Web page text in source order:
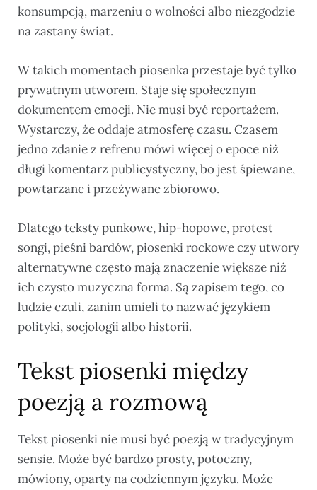
konsumpcją, marzeniu o wolności albo niezgodzie
na zastany świat.
W takich momentach piosenka przestaje być tylko
prywatnym utworem. Staje się społecznym
dokumentem emocji. Nie musi być reportażem.
Wystarczy, że oddaje atmosferę czasu. Czasem
jedno zdanie z refrenu mówi więcej o epoce niż
długi komentarz publicystyczny, bo jest śpiewane,
powtarzane i przeżywane zbiorowo.
Dlatego teksty punkowe, hip-hopowe, protest
songi, pieśni bardów, piosenki rockowe czy utwory
alternatywne często mają znaczenie większe niż
ich czysto muzyczna forma. Są zapisem tego, co
ludzie czuli, zanim umieli to nazwać językiem
polityki, socjologii albo historii.
Tekst piosenki między
poezją a rozmową
Tekst piosenki nie musi być poezją w tradycyjnym
sensie. Może być bardzo prosty, potoczny,
mówiony, oparty na codziennym języku. Może